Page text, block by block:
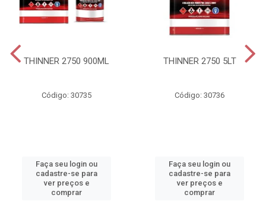
THINNER 2750 900ML
Código: 30735
Faça seu login ou
cadastre-se para
ver preços e
comprar
THINNER 2750 5LT
Código: 30736
Faça seu login ou
cadastre-se para
ver preços e
comprar